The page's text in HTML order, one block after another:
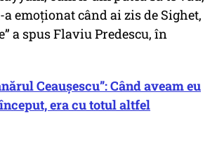
a emoționat când ai zis de Sighet,
a spus Flaviu Predescu, în
Ceaușescu”: Când aveam eu
era cu totul altfel